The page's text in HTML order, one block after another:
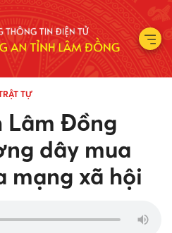
TỰ
Lâm Đồng
dây mua
mạng xã hội